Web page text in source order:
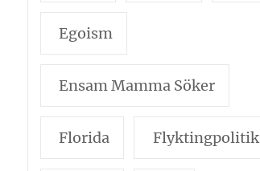
Egoism
Ensam Mamma Söker
Florida Flyktingpolitik